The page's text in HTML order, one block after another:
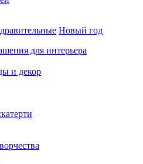
Новый год
для интерьера
и декор